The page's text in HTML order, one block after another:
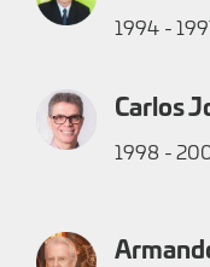
1994 -
Carlos
1998 -